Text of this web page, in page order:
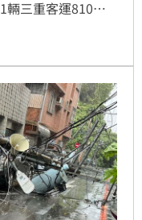
輛三重客運810路
，無法繼續行駛，
疏導，現場已有區
鈞／新北報導